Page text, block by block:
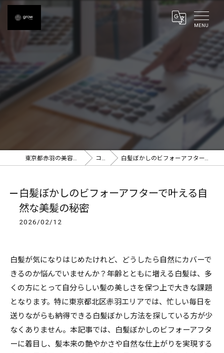
東京都赤羽の美容室ならgrow 赤羽 コラム 白髪ぼかしのビフォーアフターで叶える自然な美髪の秘密
白髪ぼかしのビフォーアフターで叶える自
然な美髪の秘密
2026/02/12
白髪が気になりはじめたけれど、どうしたら自然にカバーで
きるのか悩んでいませんか？年齢とともに増える白髪は、多
くの方にとって自分らしい髪の美しさを保つ上で大きな課題
となります。特に東京都北区赤羽エリアでは、忙しい毎日を
送りながらも納得できる白髪ぼかし方法を探している方が少
なくありません。本記事では、白髪ぼかしのビフォーアフタ
ーに着目し、髪本来の艶やかさや自然な仕上がりを実現する